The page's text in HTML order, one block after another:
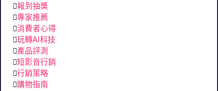
報到抽獎
專家推薦
消費者心得
玩轉AI科技
產品評測
短影音行銷
行銷策略
購物指南